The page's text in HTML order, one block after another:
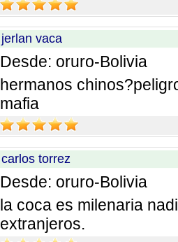
jerlan vaca
Desde: oruro-Bolivia
hermanos
mafia
carlos torrez
Desde: oruro-Bolivia
la coca es milenaria
extranjeros.